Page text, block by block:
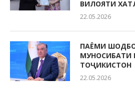
ВИЛОЯТИ
22.05.2026
ПАЁМИ
МУНОСИБАТИ
ТОҶИКИСТОН
22.05.2026